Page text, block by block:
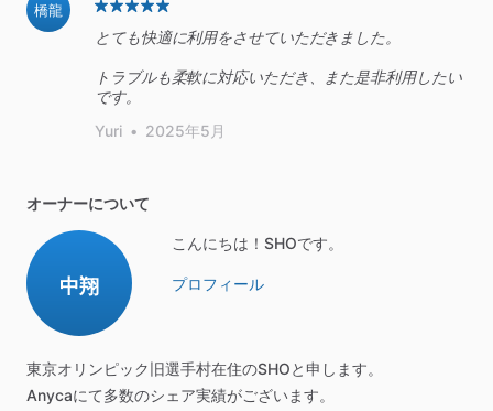
橋龍
とても快適に利用をさせていただきました。
トラブルも柔軟に対応いただき、また是非利用したい
です。
Yuri • 2025年5月
オーナーについて
中翔
こんにちは！SHOです。
プロフィール
東京オリンピック旧選手村在住のSHOと申します。
Anycaにて多数のシェア実績がございます。